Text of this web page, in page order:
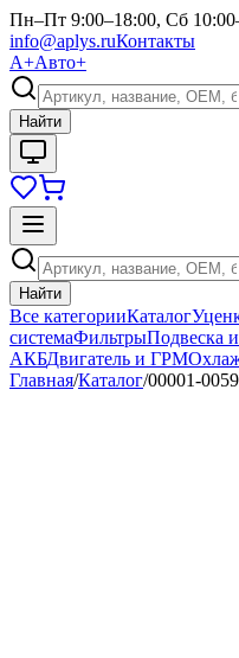
Пн–Пт 9:00–18:00, Сб
info@aplys.ruКонтакты
А+Авто+
Найти
Найти
Все категорииКаталог
системаФильтрыПодвеска
АКБДвигатель и ГРМ
Главная/Каталог/00001-